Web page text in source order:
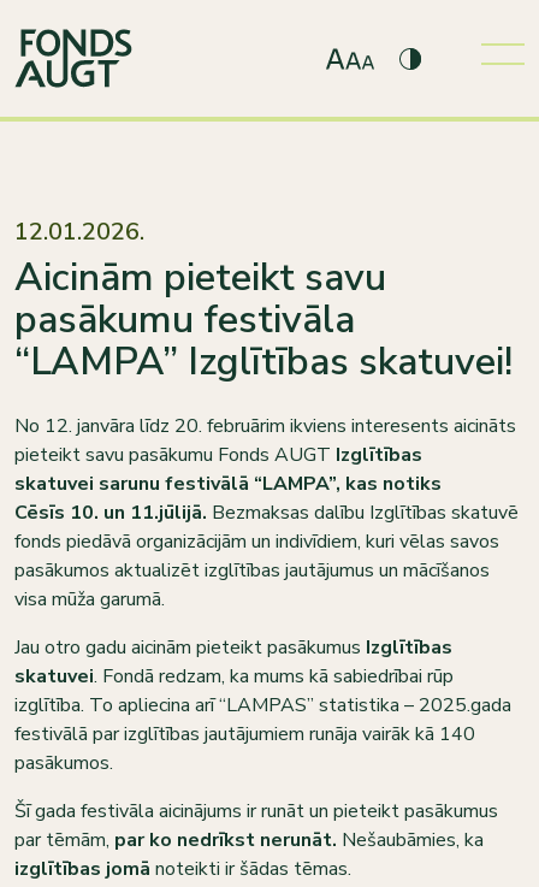
12.01.2026.
Aicinām pieteikt savu
pasākumu festivāla
“LAMPA” Izglītības skatuvei!
No 12. janvāra līdz 20. februārim ikviens interesents aicināts
pieteikt savu pasākumu Fonds AUGT Izglītības
skatuvei sarunu festivālā “LAMPA”, kas notiks
Cēsīs 10. un 11.jūlijā. Bezmaksas dalību Izglītības skatuvē
fonds piedāvā organizācijām un indivīdiem, kuri vēlas savos
pasākumos aktualizēt izglītības jautājumus un mācīšanos
visa mūža garumā.
Jau otro gadu aicinām pieteikt pasākumus Izglītības
skatuvei. Fondā redzam, ka mums kā sabiedrībai rūp
izglītība. To apliecina arī “LAMPAS” statistika – 2025.gada
festivālā par izglītības jautājumiem runāja vairāk kā 140
pasākumos.
Šī gada festivāla aicinājums ir runāt un pieteikt pasākumus
par tēmām, par ko nedrīkst nerunāt. Nešaubāmies, ka
izglītības jomā noteikti ir šādas tēmas.